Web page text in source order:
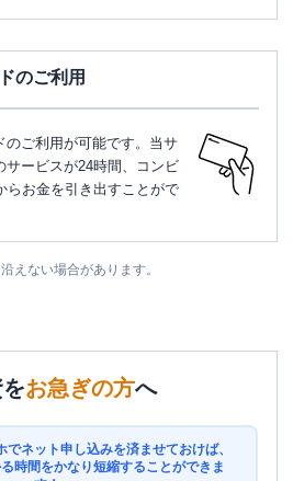
のご利用
のご利用が可能です。当サ
サービスが24時間、コンビ
らお金を引き出すことがで
えない場合があります。
お急ぎの方へ
ネット申し込みを済ませておけば、
時間をかなり短縮することができま